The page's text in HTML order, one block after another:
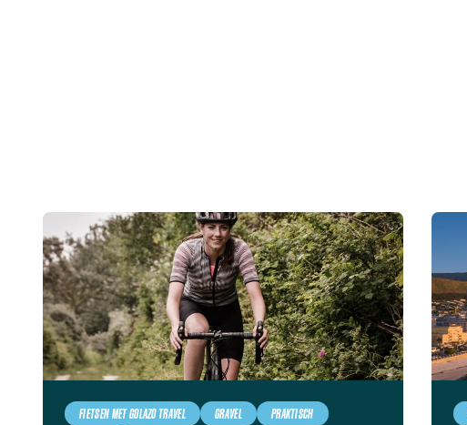
FIETSEN MET GOLAZO TRAVEL GRAVEL
PRAKTISCH